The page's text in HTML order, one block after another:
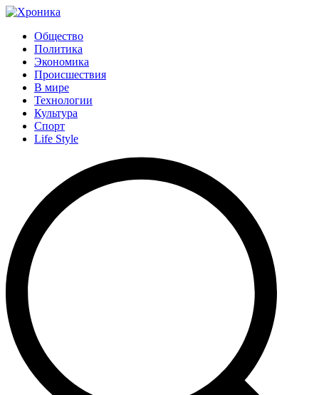
Общество
Политика
Экономика
Происшествия
В мире
Технологии
Культура
Спорт
Life Style